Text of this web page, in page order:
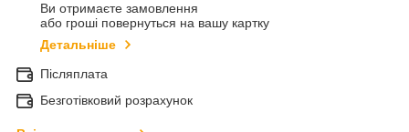
Ви отримаєте замовлення
або гроші повернуться на вашу картку
Детальніше
Післяплата
Безготівковий розрахунок